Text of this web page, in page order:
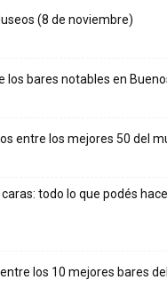
(8 de noviembre)
los bares notables en
entre los mejores 50 del
todo lo que podés
los 10 mejores bares